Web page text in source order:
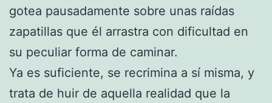
gotea pausadamente sobre unas raídas
zapatillas que él arrastra con dificultad en
su peculiar forma de caminar.
Ya es suficiente, se recrimina a sí misma, y
trata de huir de aquella realidad que la